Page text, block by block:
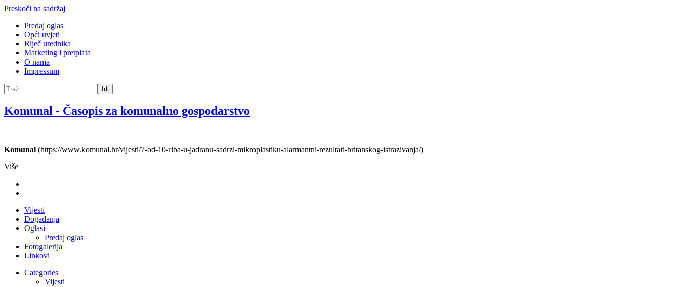
Preskoči na sadržaj
Predaj oglas
Opći uvjeti
Riječ urednika
Marketing i pretplata
O nama
Impressum
Idi
Komunal - Časopis za komunalno gospodarstvo
Komunal (https://www.komunal.hr/vijesti/7-od-10-riba-u-jadranu-sadrzi-mikroplastiku-alarmantni-rezultati-britanskog-istrazivanja/)
Više
Vijesti
Događanja
Oglasi
Predaj oglas
Fotogalerija
Linkovi
Categories
Vijesti